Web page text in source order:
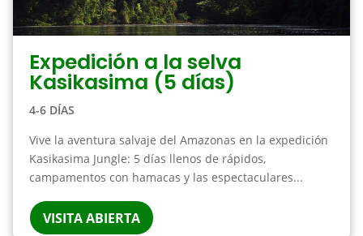
Expedición a la selva
Kasikasima (5 días)
4-6 DÍAS
Vive la aventura salvaje del Amazonas en la expedición
Kasikasima Jungle: 5 días llenos de rápidos,
campamentos con hamacas y las espectaculares...
VISITA ABIERTA